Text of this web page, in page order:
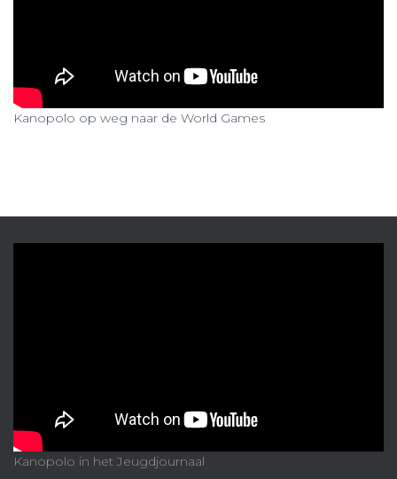
Kanopolo op weg naar de World Games
Kanopolo in het Jeugdjournaal